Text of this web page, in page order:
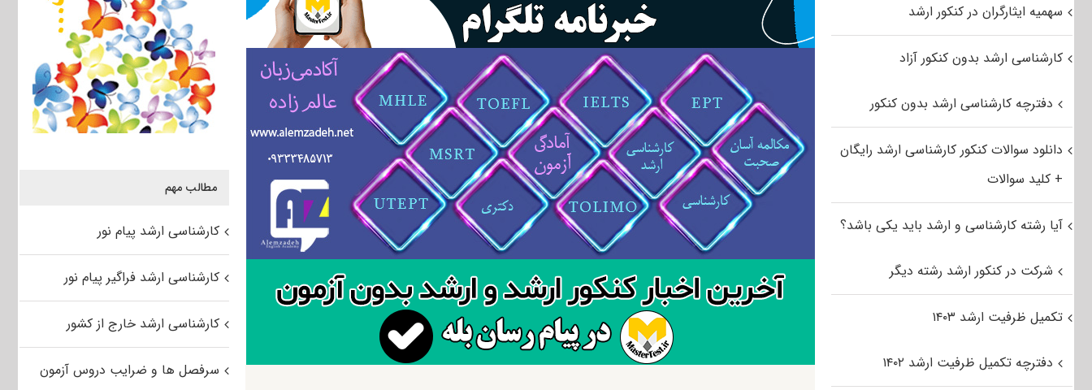
مطالب مهم
کارشناسی ارشد پیام نور
کارشناسی ارشد فراگیر پیام نور
کارشناسی ارشد خارج از کشور
سرفصل ها و ضرایب دروس آزمون
سهمیه ایثارگران در کنکور ارشد
کارشناسی ارشد بدون کنکور آزاد
دفترچه کارشناسی ارشد بدون کنکور
دانلود سوالات کنکور کارشناسی ارشد رایگان
+ کلید سوالات
آیا رشته کارشناسی و ارشد باید یکی باشد؟
شرکت در کنکور ارشد رشته دیگر
تکمیل ظرفیت ارشد ۱۴۰۳
دفترچه تکمیل ظرفیت ارشد ۱۴۰۲